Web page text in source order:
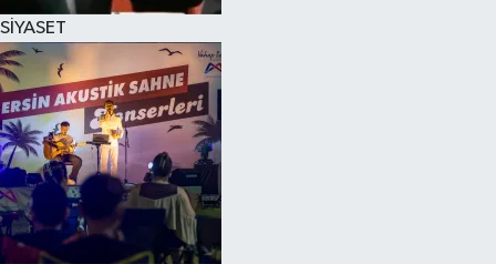
SİYASET